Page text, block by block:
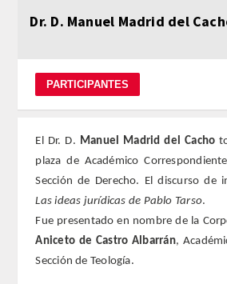
NORMATIVA
ESTATUTOS
REGLAMENTO
FUNDACIÓN LIBERADE
ACADÉMICOS
Dr. D. Manuel Madrid del
El Dr. D. Manuel Madrid del Cacho
plaza de Académico
Sección de Derecho. El discurso de
Las ideas jurídicas de Pablo Tarso.
Fue presentado en nombre de la
Aniceto de Castro Albarrán,
Sección de Teología.